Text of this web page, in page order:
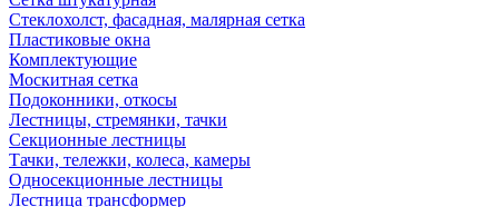
Стеклохолст, фасадная, малярная сетка
Пластиковые окна
Комплектующие
Москитная сетка
Подоконники, откосы
Лестницы, стремянки, тачки
Секционные лестницы
Тачки, тележки, колеса, камеры
Односекционные лестницы
Лестница трансформер